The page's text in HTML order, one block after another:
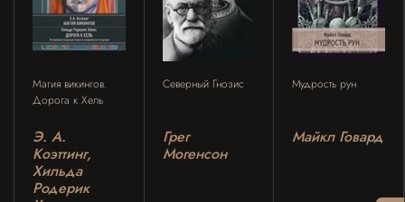
Магия викингов.
Дорога к Хель
Э. А.
Коэттинг,
Хильда
Родерик
Северный Гнозис
Грег
Могенсон
Мудрость рун
Майкл Говард